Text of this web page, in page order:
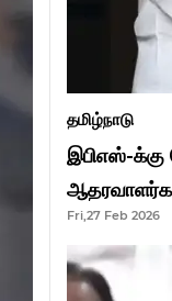
தமிழ்நாடு
இபிஎஸ்-
Fri,27 Feb 2026